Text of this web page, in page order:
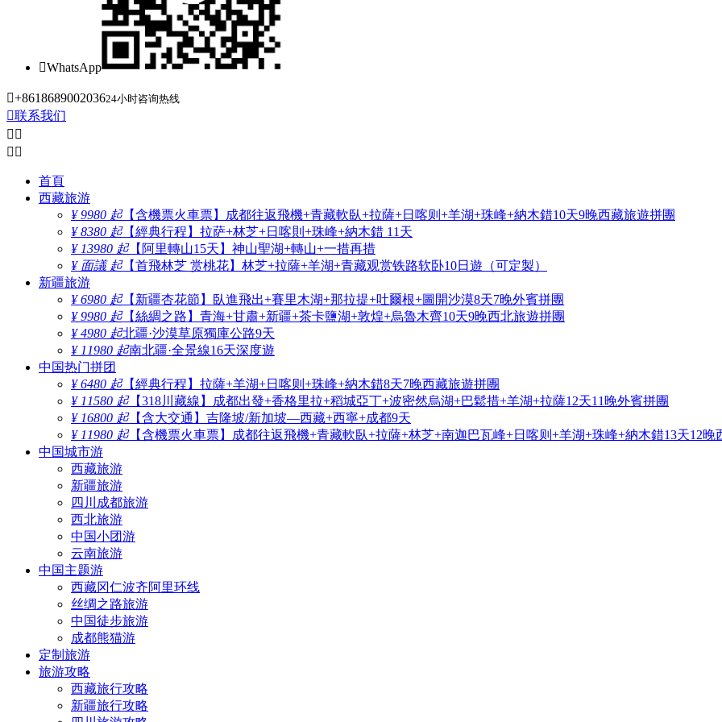
WhatsApp
+861868900203624小时咨询热线
联系我们
 
 
首頁
西藏旅游
¥ 9980 起【含機票火車票】成都往返飛機+青藏軟臥+拉薩+日喀则+羊湖+珠峰+納木錯10天9晚西藏旅遊拼團
¥ 8380 起【經典行程】拉萨+林芝+日喀則+珠峰+納木錯 11天
¥ 13980 起【阿里轉山15天】神山聖湖+轉山+一措再措
¥ 面議 起【首飛林芝 赏桃花】林芝+拉薩+羊湖+青藏观赏铁路软卧10日遊（可定製）
新疆旅游
¥ 6980 起【新疆杏花節】臥進飛出+賽里木湖+那拉提+吐爾根+圖開沙漠8天7晚外賓拼團
¥ 9980 起【絲綢之路】青海+甘肅+新疆+茶卡鹽湖+敦煌+烏魯木齊10天9晚西北旅遊拼團
¥ 4980 起北疆·沙漠草原獨庫公路9天
¥ 11980 起南北疆·全景線16天深度遊
中国热门拼团
¥ 6480 起【經典行程】拉薩+羊湖+日喀则+珠峰+納木錯8天7晚西藏旅遊拼團
¥ 11580 起【318川藏線】成都出發+香格里拉+稻城亞丁+波密然烏湖+巴鬆措+羊湖+拉薩12天11晚外賓拼團
¥ 16800 起【含大交通】吉隆坡/新加坡—西藏+西寧+成都9天
¥ 11980 起【含機票火車票】成都往返飛機+青藏軟臥+拉薩+林芝+南迦巴瓦峰+日喀则+羊湖+珠峰+納木錯13天12晚
中国城市游
西藏旅游
新疆旅游
四川成都旅游
西北旅游
中国小团游
云南旅游
中国主题游
西藏冈仁波齐阿里环线
丝绸之路旅游
中国徒步旅游
成都熊猫游
定制旅游
旅游攻略
西藏旅行攻略
新疆旅行攻略